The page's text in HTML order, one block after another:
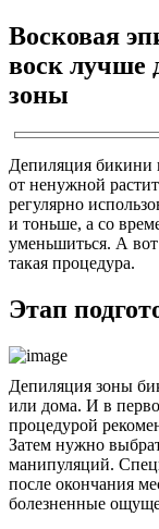
Восковая
воск лучше
зоны
Депиляция бикини
от ненужной
регулярно
и тоньше, а со
уменьшиться. А вот
такая процедура.
Этап
Депиляция зоны
или дома. И в
процедурой
Затем нужно
манипуляций.
после окончания
болезненные